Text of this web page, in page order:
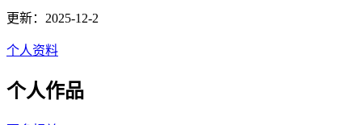
更新：2025-12-2
个人资料
个人作品